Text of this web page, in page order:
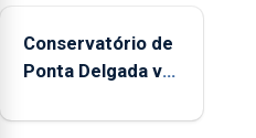
Conservatório de
Ponta Delgada vai
instrumentos